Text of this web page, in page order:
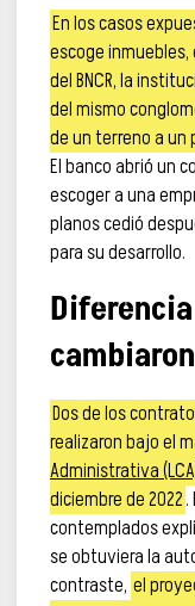
En los casos
escoge inmuebles,
del BNCR, la
del mismo
de un terreno a un
El banco abrió un
escoger a una
planos cedió
para su desarrollo.
cambiaron
Dos de los
realizaron bajo el
Administrativa
diciembre de 2022.
contemplados
se obtuviera la
contraste, el